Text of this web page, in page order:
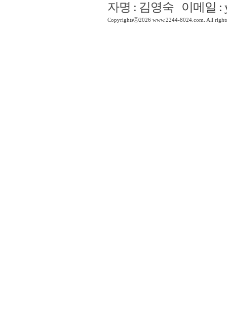
자명 : 김영숙 이메일 :
Copyrightsⓒ2026 www.2244-8024.com. All